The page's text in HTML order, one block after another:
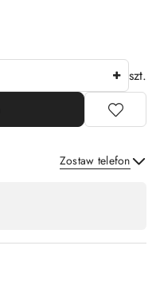
szt.
Zostaw telefon